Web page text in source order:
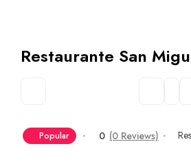
Restaurante San
Popular 0 (0 Reviews)